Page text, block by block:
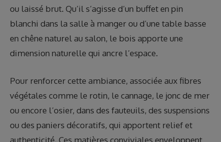
ou laissé brut. Qu’il s’agisse d’un buffet en pin
blanchi dans la salle à manger ou d’une table basse
en chêne naturel au salon, le bois apporte une
dimension naturelle qui ancre l’espace.
Pour renforcer cette ambiance, associée aux fibres
végétales comme le rotin, le cannage, le jonc de mer
ou encore l’osier, dans des fauteuils, des suspensions
ou des paniers décoratifs, qui apportent relief et
authenticité. Ces matières conviviales enveloppent